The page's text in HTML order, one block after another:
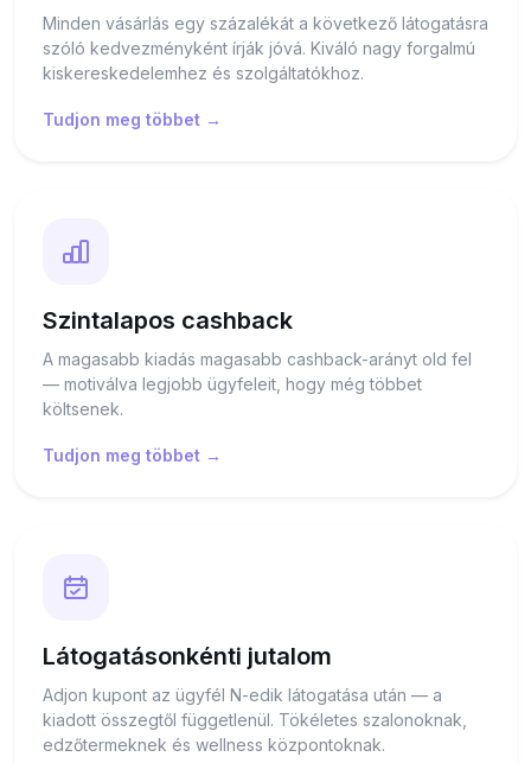
Minden vásárlás egy százalékát a következő látogatásra
szóló kedvezményként írják jóvá. Kiváló nagy forgalmú
kiskereskedelemhez és szolgáltatókhoz.
Tudjon meg többet →
Szintalapos cashback
A magasabb kiadás magasabb cashback-arányt old fel
— motiválva legjobb ügyfeleit, hogy még többet
költsenek.
Tudjon meg többet →
Látogatásonkénti jutalom
Adjon kupont az ügyfél N-edik látogatása után — a
kiadott összegtől függetlenül. Tökéletes szalonoknak,
edzőtermeknek és wellness központoknak.